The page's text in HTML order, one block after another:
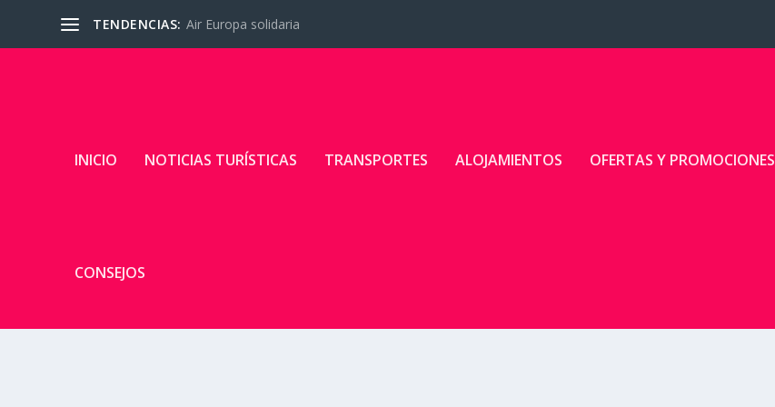
TENDENCIAS: Air Europa solidaria
INICIO NOTICIAS TURÍSTICAS TRANSPORTES ALOJAMIENTOS OFERTAS Y PROMOCIONES
CONSEJOS